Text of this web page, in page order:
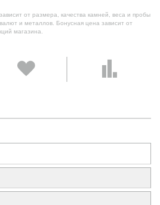
от размера, качества камней, веса и пробы
и металлов. Бонусная цена зависит от
магазина.